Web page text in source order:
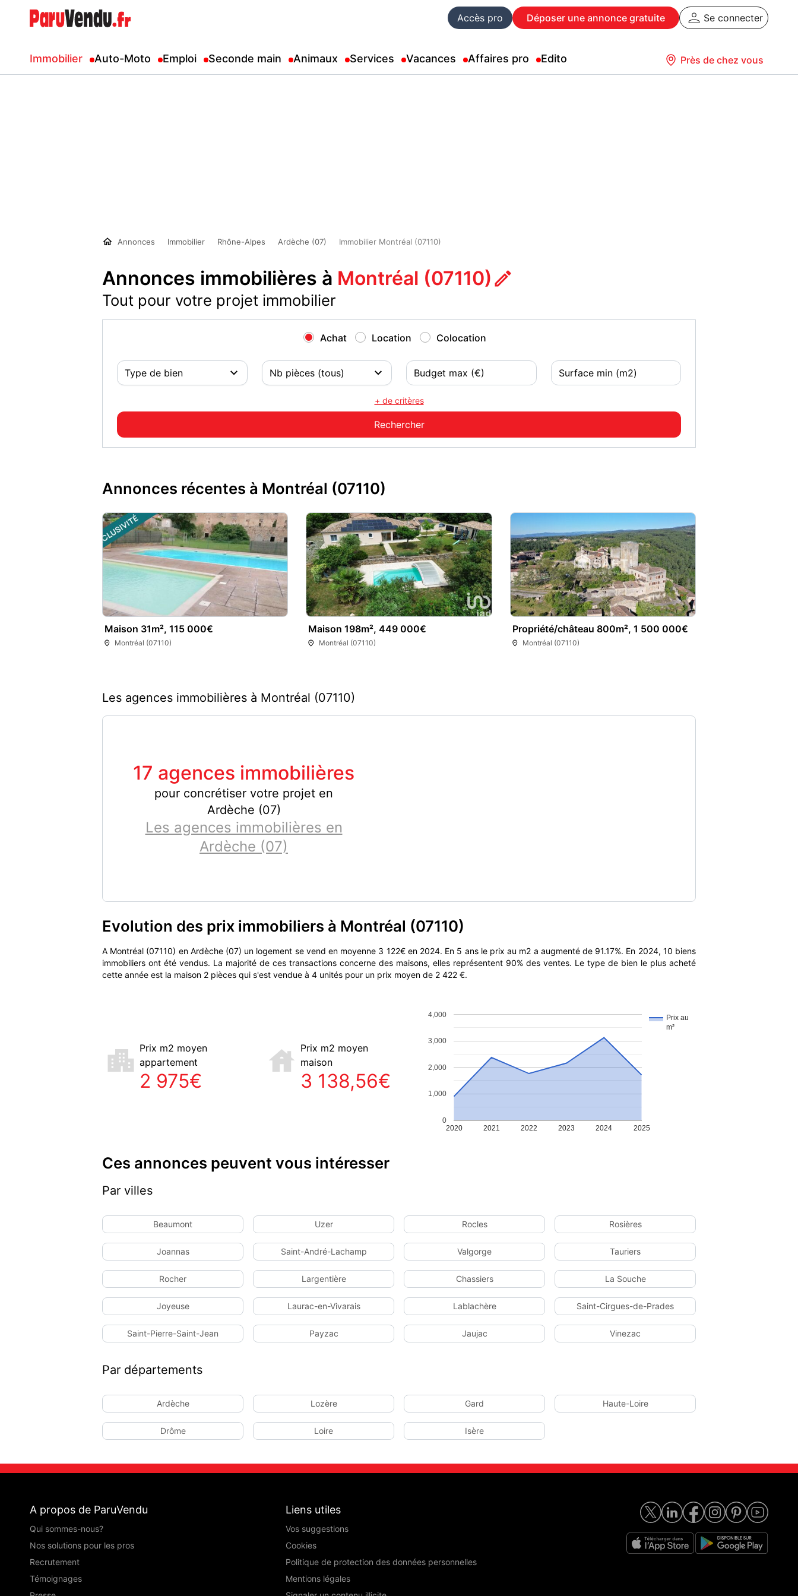
Accès pro Déposer une annonce gratuite Se connecter
Immobilier Auto-Moto Emploi Seconde main Animaux Services Vacances Affaires pro Edito Près de chez vous
Annonces Immobilier Rhône-Alpes Ardèche (07) Immobilier Montréal (07110)
Annonces immobilières à Montréal (07110)
Tout pour votre projet immobilier
Achat Location Colocation
+ de critères
Annonces récentes à Montréal (07110)
Maison 31m², 115 000€
Montréal (07110)
Maison 198m², 449 000€
Montréal (07110)
Propriété/château 800m², 1 500 000€
Montréal (07110)
Les agences immobilières à Montréal (07110)
17 agences immobilières
pour concrétiser votre projet en
Ardèche (07)
Les agences immobilières en
Ardèche (07)
Evolution des prix immobiliers à Montréal (07110)
A Montréal (07110) en Ardèche (07) un logement se vend en moyenne 3 122€ en 2024. En 5 ans le prix au m2 a augmenté de 91.17%. En 2024, 10 biens
immobiliers ont été vendus. La majorité de ces transactions concerne des maisons, elles représentent 90% des ventes. Le type de bien le plus acheté
cette année est la maison 2 pièces qui s'est vendue à 4 unités pour un prix moyen de 2 422 €.
Prix m2 moyen
appartement
2 975€
Prix m2 moyen
maison
3 138,56€
Prix au
m²
2020 2021 2022 2023 2024 2025
0
1,000
2,000
3,000
4,000
Ces annonces peuvent vous intéresser
Par villes
Beaumont Uzer Rocles Rosières
Joannas Saint-André-Lachamp Valgorge Tauriers
Rocher Largentière Chassiers La Souche
Joyeuse Laurac-en-Vivarais Lablachère Saint-Cirgues-de-Prades
Saint-Pierre-Saint-Jean Payzac Jaujac Vinezac
Par départements
Ardèche Lozère Gard Haute-Loire
Drôme Loire Isère
A propos de ParuVendu
Qui sommes-nous?
Nos solutions pour les pros
Recrutement
Témoignages
Liens utiles
Vos suggestions
Cookies
Politique de protection des données personnelles
Mentions légales